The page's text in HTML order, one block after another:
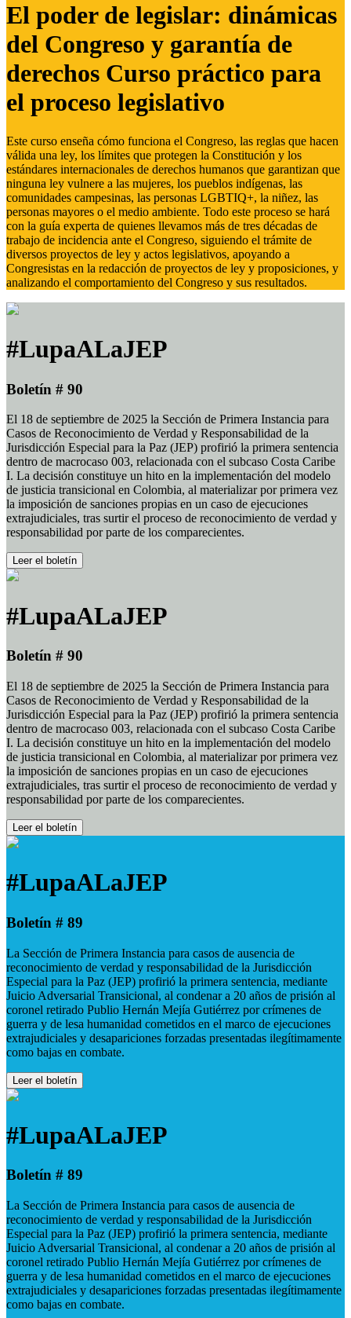
El poder de legislar: dinámicas
del Congreso y garantía de
derechos Curso práctico para
el proceso legislativo
Este curso enseña cómo funciona el Congreso, las reglas que hacen
válida una ley, los límites que protegen la Constitución y los
estándares internacionales de derechos humanos que garantizan que
ninguna ley vulnere a las mujeres, los pueblos indígenas, las
comunidades campesinas, las personas LGBTIQ+, la niñez, las
personas mayores o el medio ambiente. Todo este proceso se hará
con la guía experta de quienes llevamos más de tres décadas de
trabajo de incidencia ante el Congreso, siguiendo el trámite de
diversos proyectos de ley y actos legislativos, apoyando a
Congresistas en la redacción de proyectos de ley y proposiciones, y
analizando el comportamiento del Congreso y sus resultados.
#LupaALaJEP
Boletín # 90
El 18 de septiembre de 2025 la Sección de Primera Instancia para
Casos de Reconocimiento de Verdad y Responsabilidad de la
Jurisdicción Especial para la Paz (JEP) profirió la primera sentencia
dentro de macrocaso 003, relacionada con el subcaso Costa Caribe
I. La decisión constituye un hito en la implementación del modelo
de justicia transicional en Colombia, al materializar por primera vez
la imposición de sanciones propias en un caso de ejecuciones
extrajudiciales, tras surtir el proceso de reconocimiento de verdad y
responsabilidad por parte de los comparecientes.
Leer el boletín
#LupaALaJEP
Boletín # 90
El 18 de septiembre de 2025 la Sección de Primera Instancia para
Casos de Reconocimiento de Verdad y Responsabilidad de la
Jurisdicción Especial para la Paz (JEP) profirió la primera sentencia
dentro de macrocaso 003, relacionada con el subcaso Costa Caribe
I. La decisión constituye un hito en la implementación del modelo
de justicia transicional en Colombia, al materializar por primera vez
la imposición de sanciones propias en un caso de ejecuciones
extrajudiciales, tras surtir el proceso de reconocimiento de verdad y
responsabilidad por parte de los comparecientes.
Leer el boletín
#LupaALaJEP
Boletín # 89
La Sección de Primera Instancia para casos de ausencia de
reconocimiento de verdad y responsabilidad de la Jurisdicción
Especial para la Paz (JEP) profirió la primera sentencia, mediante
Juicio Adversarial Transicional, al condenar a 20 años de prisión al
coronel retirado Publio Hernán Mejía Gutiérrez por crímenes de
guerra y de lesa humanidad cometidos en el marco de ejecuciones
extrajudiciales y desapariciones forzadas presentadas ilegítimamente
como bajas en combate.
Leer el boletín
#LupaALaJEP
Boletín # 89
La Sección de Primera Instancia para casos de ausencia de
reconocimiento de verdad y responsabilidad de la Jurisdicción
Especial para la Paz (JEP) profirió la primera sentencia, mediante
Juicio Adversarial Transicional, al condenar a 20 años de prisión al
coronel retirado Publio Hernán Mejía Gutiérrez por crímenes de
guerra y de lesa humanidad cometidos en el marco de ejecuciones
extrajudiciales y desapariciones forzadas presentadas ilegítimamente
como bajas en combate.